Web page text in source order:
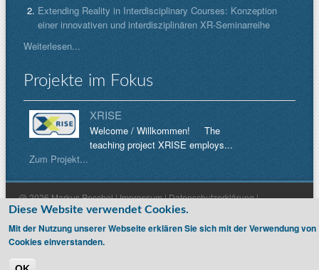
Extending Reality in Interdisciplinary Courses: Konzeption
einer innovativen und interdisziplinären XR-Seminarreihe
Weiterlesen...
Projekte im Fokus
XRISE
Welcome / Willkommen! The
teaching project XRISE employs...
Zum Projekt...
@ 2026 Markus Peschel |Impressum|Datenschutzerklärung|
Diese Website verwendet Cookies.
Mit der Nutzung unserer Webseite erklären Sie sich mit der Verwendung von
Cookies einverstanden.